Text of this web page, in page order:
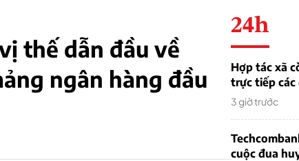
thế dẫn đầu về
ngân hàng đầu
24h
Hợp tác xã
trực tiếp các
3 giờ trước
cuộc đua